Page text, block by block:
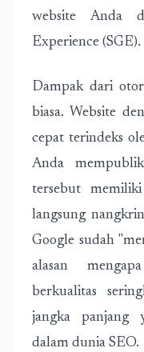
website Anda
Experience (SGE).
Dampak dari
biasa. Website
cepat terindeks
Anda
tersebut
langsung
Google sudah
alasan
berkualitas
jangka panjang
dalam dunia SEO.